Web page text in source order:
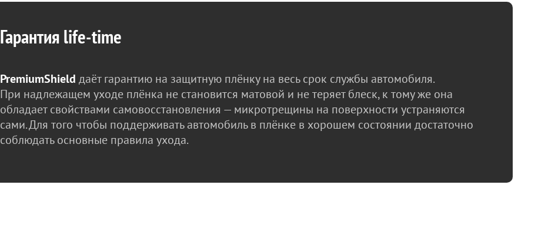
Гарантия life-time
PremiumShield даёт гарантию на защитную плёнку на весь срок службы автомобиля.
При надлежащем уходе плёнка не становится матовой и не теряет блеск, к тому же она
обладает свойствами самовосстановления — микротрещины на поверхности устраняются
сами. Для того чтобы поддерживать автомобиль в плёнке в хорошем состоянии достаточно
соблюдать основные правила ухода.